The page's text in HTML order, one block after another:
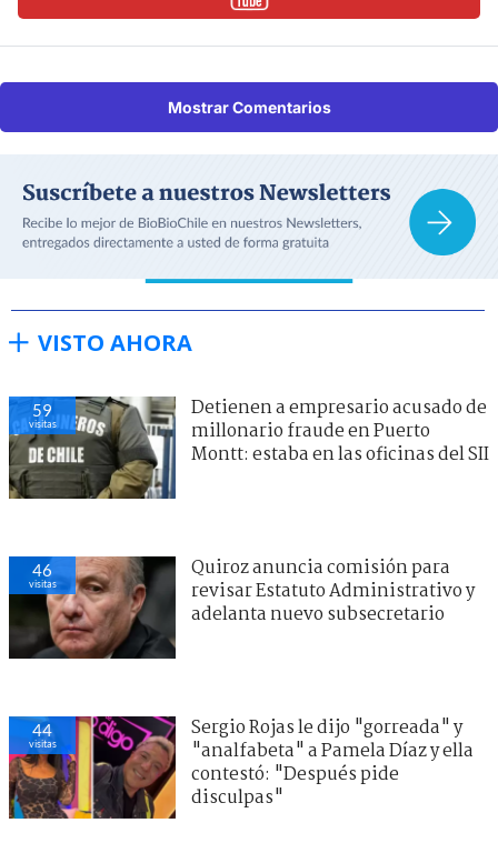
Mostrar Comentarios
VISTO AHORA
59
visitas
Detienen a empresario acusado de
millonario fraude en Puerto
Montt: estaba en las oficinas del SII
46
visitas
Quiroz anuncia comisión para
revisar Estatuto Administrativo y
adelanta nuevo subsecretario
44
visitas
Sergio Rojas le dijo "gorreada" y
"analfabeta" a Pamela Díaz y ella
contestó: "Después pide
disculpas"